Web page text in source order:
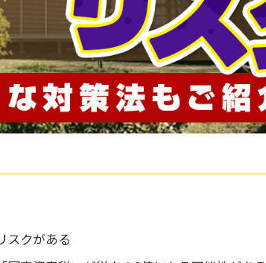
スクがある